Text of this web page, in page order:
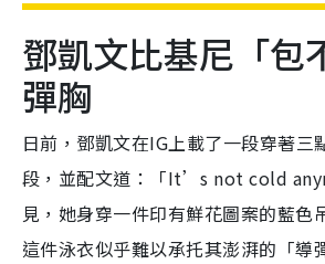
鄧凱文比基尼「包
彈胸
日前，鄧凱文在IG上載了一段穿著三
段，並配文道：「It’s not cold
見，她身穿一件印有鮮花圖案的藍色
這件泳衣似乎難以承托其澎湃的「導